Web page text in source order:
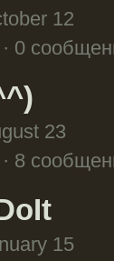
12
0
23
8
15